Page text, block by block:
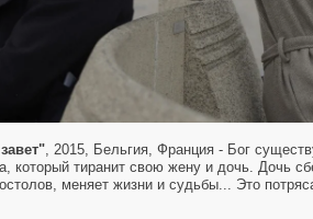
, 2015, Бельгия, Франция - Бог
который тиранит свою жену и дочь. Дочь
меняет жизни и судьбы... Это